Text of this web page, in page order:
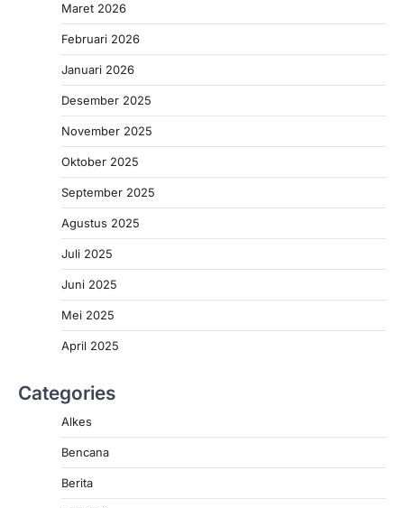
Maret 2026
Februari 2026
Januari 2026
Desember 2025
November 2025
Oktober 2025
September 2025
Agustus 2025
Juli 2025
Juni 2025
Mei 2025
April 2025
Categories
Alkes
Bencana
Berita